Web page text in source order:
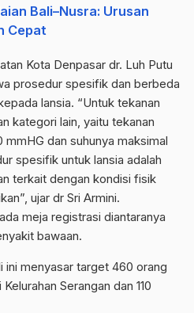
Bali–Nusra: Urusan
Cepat
Kota Denpasar dr. Luh Putu
prosedur spesifik dan berbeda
lansia. “Untuk tekanan
kategori lain, yaitu tekanan
mmHG dan suhunya maksimal
spesifik untuk lansia adalah
terkait dengan kondisi fisik
ujar dr Sri Armini.
meja registrasi diantaranya
bawaan.
ini menyasar target 460 orang
Serangan dan 110